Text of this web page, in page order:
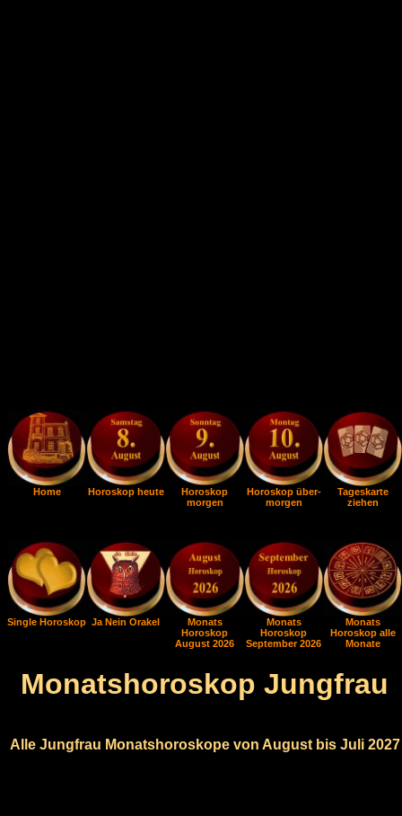
Home Horoskop heute
Horoskop
morgen
Horoskop über-
morgen
Tageskarte
ziehen
Single Horoskop Ja Nein Orakel
Monats
Horoskop
August 2026
Monats
Horoskop
September 2026
Monats
Horoskop alle
Monate
Monatshoroskop Jungfrau
Alle Jungfrau Monatshoroskope von August bis Juli 2027